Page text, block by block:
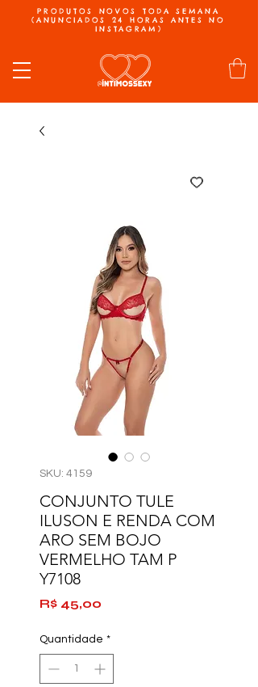
PRODUTOS NOVOS TODA SEMANA
(ANUNCIADOS 24 HORAS ANTES NO
INSTAGRAM)
SKU: 4159
CONJUNTO TULE
ILUSON E RENDA COM
ARO SEM BOJO
VERMELHO TAM P
Y7108
R$ 45,00
Quantidade *